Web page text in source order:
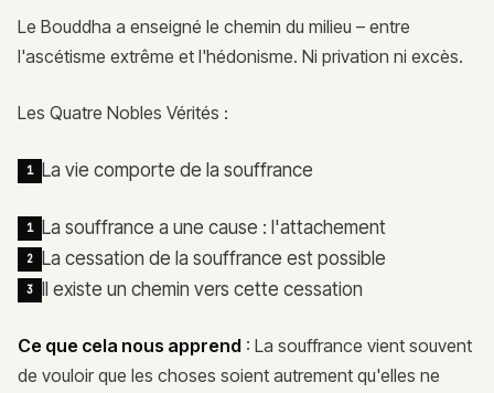
Le Bouddha a enseigné le chemin du milieu – entre
l'ascétisme extrême et l'hédonisme. Ni privation ni excès.
Les Quatre Nobles Vérités :
1 La vie comporte de la souffrance
1 La souffrance a une cause : l'attachement
2 La cessation de la souffrance est possible
3 Il existe un chemin vers cette cessation
Ce que cela nous apprend : La souffrance vient souvent
de vouloir que les choses soient autrement qu'elles ne